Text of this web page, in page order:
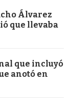
Álvarez
que llevaba
que incluyó
anotó en